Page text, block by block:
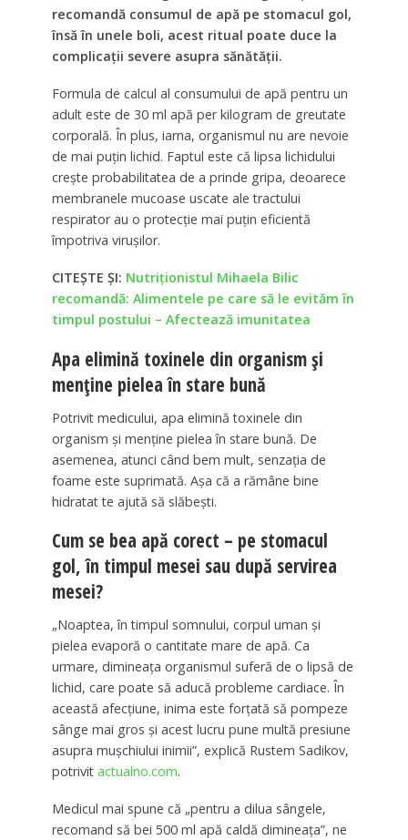
recomandă consumul de apă pe stomacul gol,
însă în unele boli, acest ritual poate duce la
complicații severe asupra sănătății.
Formula de calcul al consumului de apă pentru un
adult este de 30 ml apă per kilogram de greutate
corporală. În plus, iarna, organismul nu are nevoie
de mai puțin lichid. Faptul este că lipsa lichidului
crește probabilitatea de a prinde gripa, deoarece
membranele mucoase uscate ale tractului
respirator au o protecție mai puțin eficientă
împotriva virușilor.
CITEȘTE ȘI: Nutriționistul Mihaela Bilic
recomandă: Alimentele pe care să le evităm în
timpul postului – Afectează imunitatea
Apa elimină toxinele din organism și
menține pielea în stare bună
Potrivit medicului, apa elimină toxinele din
organism și menține pielea în stare bună. De
asemenea, atunci când bem mult, senzația de
foame este suprimată. Așa că a rămâne bine
hidratat te ajută să slăbești.
Cum se bea apă corect – pe stomacul
gol, în timpul mesei sau după servirea
mesei?
„Noaptea, în timpul somnului, corpul uman și
pielea evaporă o cantitate mare de apă. Ca
urmare, dimineața organismul suferă de o lipsă de
lichid, care poate să aducă probleme cardiace. În
această afecțiune, inima este forțată să pompeze
sânge mai gros și acest lucru pune multă presiune
asupra mușchiului inimii”, explică Rustem Sadikov,
potrivit actualno.com.
Medicul mai spune că „pentru a dilua sângele,
recomand să bei 500 ml apă caldă dimineața”, ne